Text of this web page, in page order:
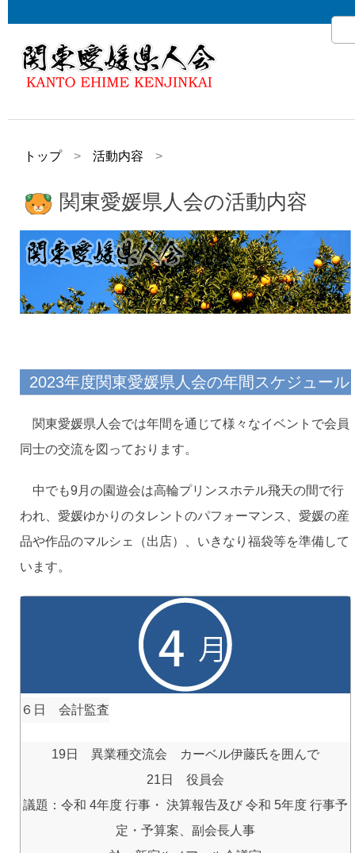
トップ 活動内容
関東愛媛県人会の活動内容
2023年度関東愛媛県人会の年間スケジュール
関東愛媛県人会では年間を通じて様々なイベントで会員
同士の交流を図っております。
中でも9月の園遊会は高輪プリンスホテル飛天の間で行
われ、愛媛ゆかりのタレントのパフォーマンス、愛媛の産
品や作品のマルシェ（出店）、いきなり福袋等を準備して
います。
６日 会計監査
19日 異業種交流会 カーベル伊藤氏を囲んで
21日 役員会
議題：令和 4年度 行事・ 決算報告及び 令和 5年度 行事予
定・予算案、副会長人事